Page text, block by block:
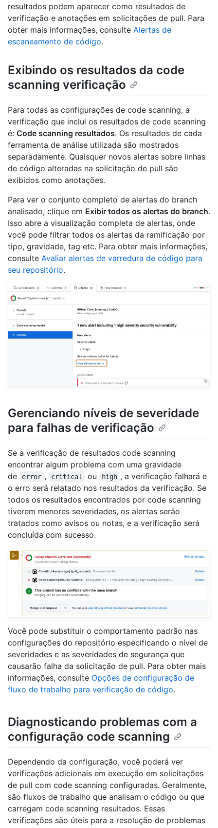
resultados podem aparecer como resultados de
verificação e anotações em solicitações de pull. Para
obter mais informações, consulte Alertas de
escaneamento de código.
Exibindo os resultados da code
scanning verificação
Para todas as configurações de code scanning, a
verificação que inclui os resultados de code scanning
é: Code scanning resultados. Os resultados de cada
ferramenta de análise utilizada são mostrados
separadamente. Quaisquer novos alertas sobre linhas
de código alteradas na solicitação de pull são
exibidos como anotações.
Para ver o conjunto completo de alertas do branch
analisado, clique em Exibir todos os alertas do branch.
Isso abre a visualização completa de alertas, onde
você pode filtrar todos os alertas da ramificação por
tipo, gravidade, tag etc. Para obter mais informações,
consulte Avaliar alertas de varredura de código para
seu repositório.
Gerenciando níveis de severidade
para falhas de verificação
Se a verificação de resultados code scanning
encontrar algum problema com uma gravidade
de
error , critical ou high , a verificação falhará e
o erro será relatado nos resultados da verificação. Se
todos os resultados encontrados por code scanning
tiverem menores severidades, os alertas serão
tratados como avisos ou notas, e a verificação será
concluída com sucesso.
Você pode substituir o comportamento padrão nas
configurações do repositório especificando o nível de
severidades e as severidades de segurança que
causarão falha da solicitação de pull. Para obter mais
informações, consulte Opções de configuração de
fluxo de trabalho para verificação de código.
Diagnosticando problemas com a
configuração code scanning
Dependendo da configuração, você poderá ver
verificações adicionais em execução em solicitações
de pull com code scanning configuradas. Geralmente,
são fluxos de trabalho que analisam o código ou que
carregam code scanning resultados. Essas
verificações são úteis para a resolução de problemas